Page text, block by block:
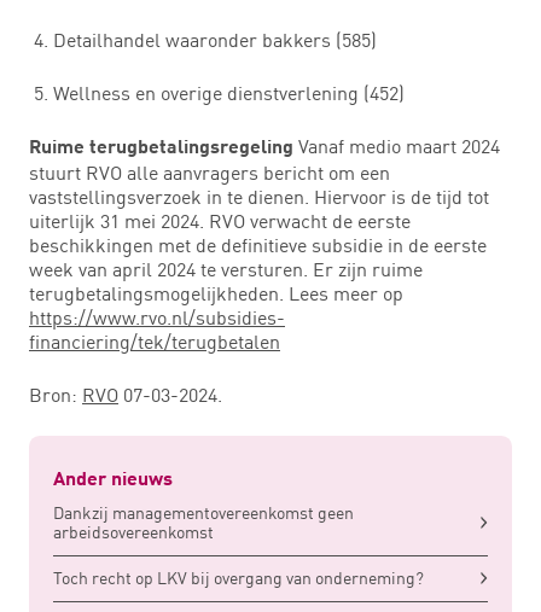
Detailhandel waaronder bakkers (585)
Wellness en overige dienstverlening (452)
Ruime terugbetalingsregeling Vanaf medio maart 2024
stuurt RVO alle aanvragers bericht om een
vaststellingsverzoek in te dienen. Hiervoor is de tijd tot
uiterlijk 31 mei 2024. RVO verwacht de eerste
beschikkingen met de definitieve subsidie in de eerste
week van april 2024 te versturen. Er zijn ruime
terugbetalingsmogelijkheden. Lees meer op
https://www.rvo.nl/subsidies-
financiering/tek/terugbetalen
Bron: RVO 07-03-2024.
Ander nieuws
Dankzij managementovereenkomst geen
arbeidsovereenkomst
Toch recht op LKV bij overgang van onderneming?